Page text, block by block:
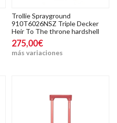
Trollie Sprayground
910T6026NSZ Triple Decker
Heir To The throne hardshell
275,00€
más variaciones